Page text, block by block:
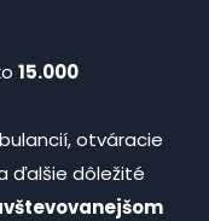
15.000
otváracie
ďalšie dôležité